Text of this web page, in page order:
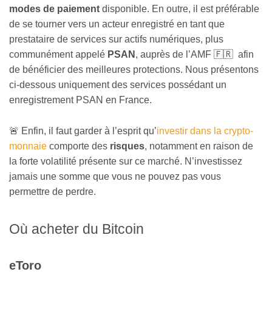
modes de paiement disponible. En outre, il est préférable
de se tourner vers un acteur enregistré en tant que
prestataire de services sur actifs numériques, plus
communément appelé PSAN , auprès de l’AMF 🇫🇷 afin
de bénéficier des meilleures protections. Nous présentons
ci-dessous uniquement des services possédant un
enregistrement PSAN en France.
🚨 Enfin, il faut garder à l’esprit qu’investir dans la crypto-
monnaie comporte des risques, notamment en raison de
la forte volatilité présente sur ce marché. N’investissez
jamais une somme que vous ne pouvez pas vous
permettre de perdre.
Où acheter du Bitcoin
eToro